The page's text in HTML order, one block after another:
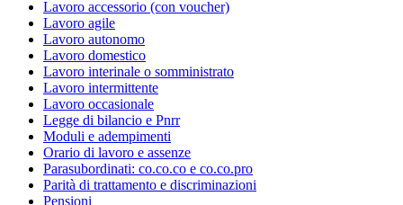
Lavoro accessorio (con voucher)
Lavoro agile
Lavoro autonomo
Lavoro domestico
Lavoro interinale o somministrato
Lavoro intermittente
Lavoro occasionale
Legge di bilancio e Pnrr
Moduli e adempimenti
Orario di lavoro e assenze
Parasubordinati: co.co.co e co.co.pro
Parità di trattamento e discriminazioni
Pensioni